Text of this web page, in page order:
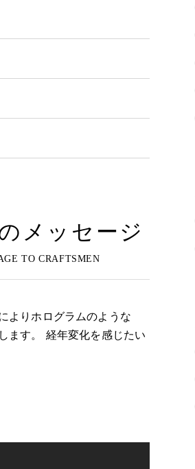
メッセージ
よりホログラムのような
ます。 経年変化を感じたい